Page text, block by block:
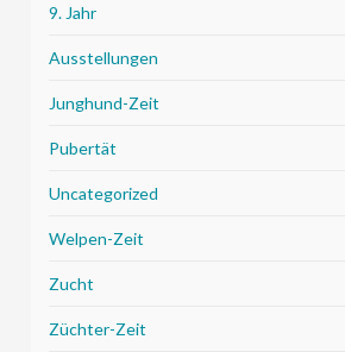
9. Jahr
Ausstellungen
Junghund-Zeit
Pubertät
Uncategorized
Welpen-Zeit
Zucht
Züchter-Zeit